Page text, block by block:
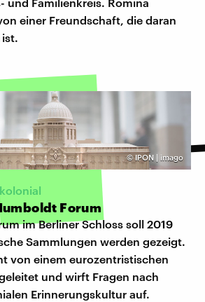
einer Freundschaft, die daran
©IPON | imago
Forum
im Berliner Schloss soll 2019
Sammlungen werden gezeigt.
von einem eurozentristischen
und wirft Fragen nach
Erinnerungskultur auf.